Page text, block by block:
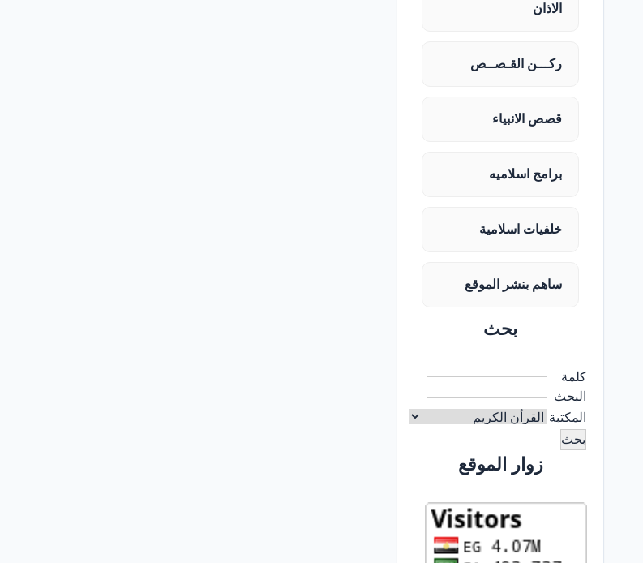
الاذان
ركـــن القـصــص
قصص الانبياء
برامج اسلاميه
خلفيات اسلامية
ساهم بنشر الموقع
بحث
كلمة
البحث
المكتبة
زوار الموقع